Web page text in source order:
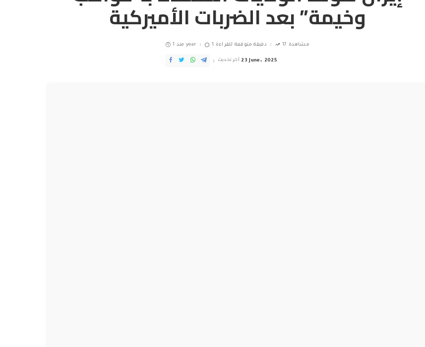
وخيمة” بعد الضربات الأميركية
منذ 1 year 1 دقيقة متوقعة للقراءة 17 مشاهدة
آخر تحديث 23 June، 2025